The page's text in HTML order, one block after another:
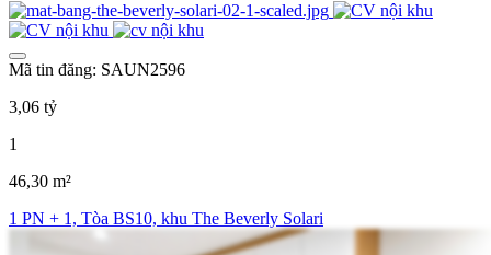
Mã tin đăng: SAUN2596
3,06 tỷ
1
46,30 m²
1 PN + 1, Tòa BS10, khu The Beverly Solari